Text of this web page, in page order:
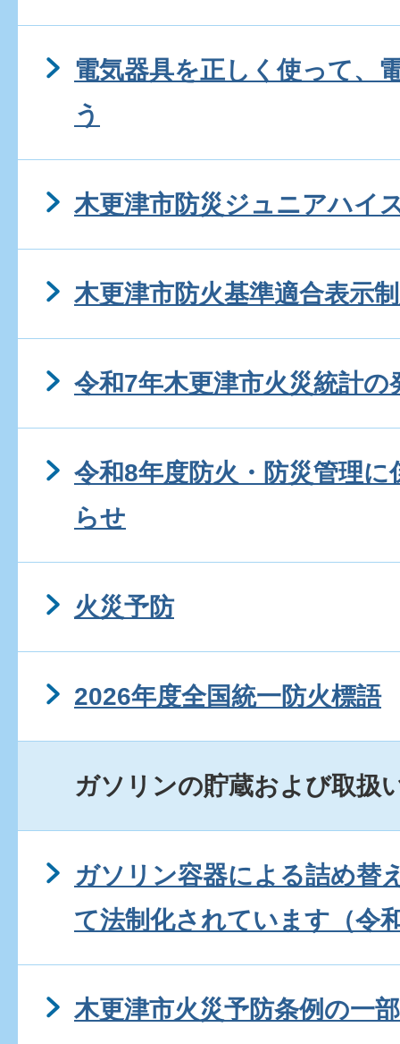
電気器具を正しく使って、
う
木更津市防災ジュニアハイ
木更津市防火基準適合表示
令和7年木更津市火災統計の
令和8年度防火・防災管理
らせ
火災予防
2026年度全国統一防火標語
ガソリンの貯蔵および取扱
ガソリン容器による詰め替
て法制化されています（令
木更津市火災予防条例の一